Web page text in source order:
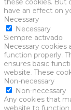
these cookies. But
have an effect on
Necessary
Necessary
Siempre activado
Necessary
function properly.
ensures basic
website. These
Non-necessary
Non-necessary
Any cookies that
website to function